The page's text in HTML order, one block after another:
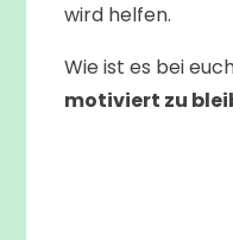
wird helfen.
Wie ist es bei
motiviert zu